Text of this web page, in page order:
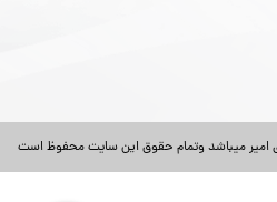
امیر میباشد وتمام حقوق این سایت محفوظ است